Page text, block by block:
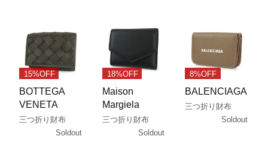
15%OFF
BOTTEGA
VENETA
三つ折り財布
Soldout
18%OFF
Maison
Margiela
三つ折り財布
Soldout
8%OFF
BALENCIAGA
三つ折り財布
Soldout